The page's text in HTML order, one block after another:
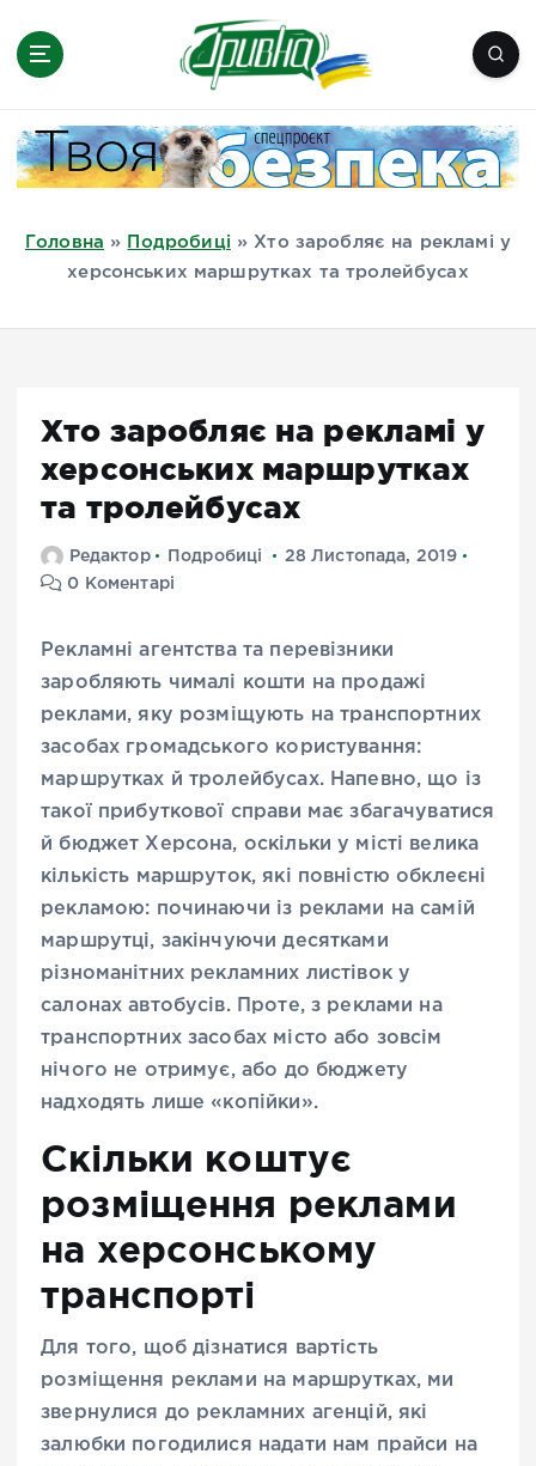
Миколаїв, Одеса, Мелітополь
Головна » Подробиці » Хто заробляє на рекламі у
херсонських маршрутках та тролейбусах
Хто заробляє на рекламі у
херсонських маршрутках
та тролейбусах
Редактор Подробиці
28 Листопада, 2019
0 Коментарі
Рекламні агентства та перевізники
заробляють чималі кошти на продажі
реклами, яку розміщують на транспортних
засобах громадського користування:
маршрутках й тролейбусах. Напевно, що із
такої прибуткової справи має збагачуватися
й бюджет Херсона, оскільки у місті велика
кількість маршруток, які повністю обклеєні
рекламою: починаючи із реклами на самій
маршрутці, закінчуючи десятками
різноманітних рекламних листівок у
салонах автобусів. Проте, з реклами на
транспортних засобах місто або зовсім
нічого не отримує, або до бюджету
надходять лише «копійки».
Скільки коштує
розміщення реклами
на херсонському
транспорті
Для того, щоб дізнатися вартість
розміщення реклами на маршрутках, ми
звернулися до рекламних агенцій, які
залюбки погодилися надати нам прайси на